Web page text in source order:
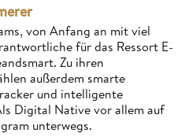
von Anfang an mit viel
für das Ressort E-
Zu ihren
außerdem smarte
und intelligente
Digital Native vor allem auf
unterwegs.